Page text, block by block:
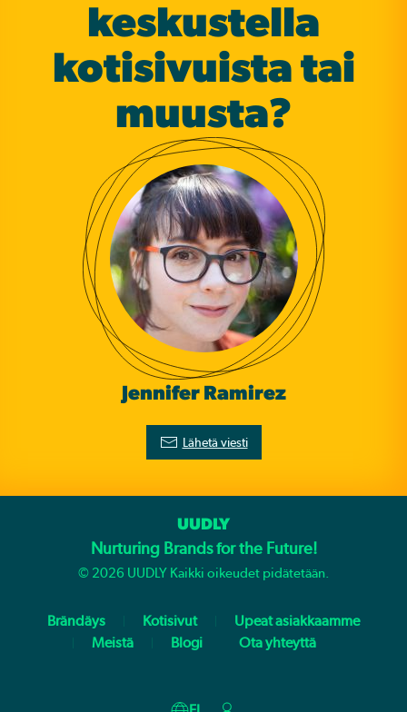
keskustella
koti­sivuista tai
muusta?
Jennifer Ramirez
Lähetä viesti
UUDLY
Nurturing Brands for the Future!
© 2026 UUDLY Kaikki oikeudet pidätetään.
Brändäys Kotisivut
Upeat asiakkaamme
Meistä
Blogi Ota yhteyttä